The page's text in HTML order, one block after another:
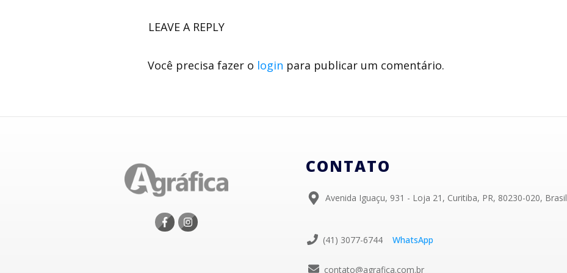
LEAVE A REPLY
Você precisa fazer o login para publicar um comentário.
CONTATO
Avenida Iguaçu, 931 - Loja 21, Curitiba, PR, 80230-020, Brasil
(41) 3077-6744 WhatsApp
contato@agrafica.com.br